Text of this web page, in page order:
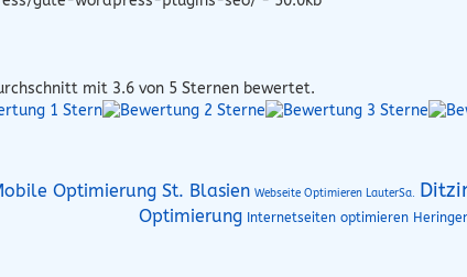
mit 3.6 von 5 Sternen bewertet.
Optimierung St. Blasien Webseite Optimieren LauterSa.
Optimierung Internetseiten optimieren